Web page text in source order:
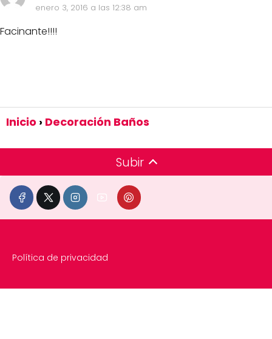
enero 3, 2016 a las 12:38 am
Facinante!!!!
Inicio Decoración Baños
Subir
Política de privacidad